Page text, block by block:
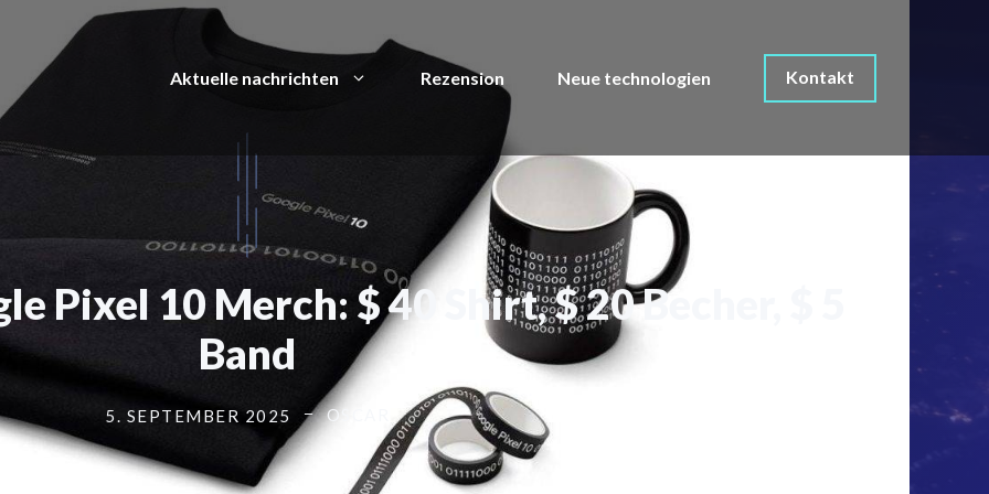
Aktuelle nachrichten Rezension Neue technologien Kontakt
Pixel 10 Merch: $ 40 Shirt, $ 20 Becher, $ 5
Band
5. SEPTEMBER 2025 OSCAR